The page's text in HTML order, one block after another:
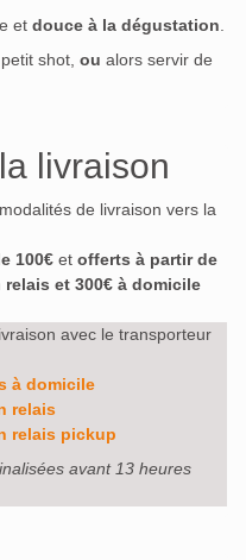
et douce à la dégustation.
shot, ou alors servir de
livraison
de livraison vers la
100€ et offerts à partir de
relais et 300€ à domicile
avec le transporteur
à domicile
relais
relais pickup
avant 13 heures